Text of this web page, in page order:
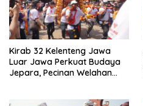
Kirab 32 Kelenteng Jawa
Luar Jawa Perkuat Budaya
Jepara, Pecinan Welahan